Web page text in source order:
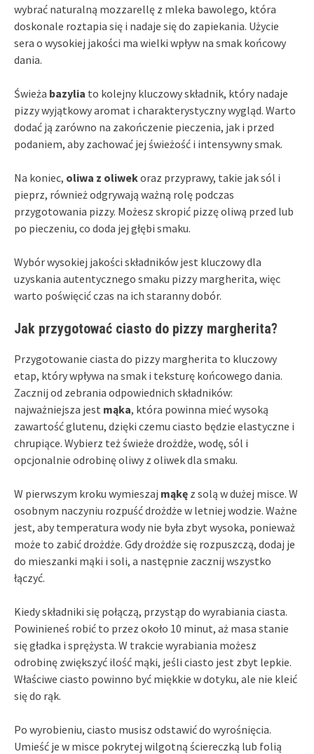
wybrać naturalną mozzarellę z mleka bawolego, która
doskonale roztapia się i nadaje się do zapiekania. Użycie
sera o wysokiej jakości ma wielki wpływ na smak końcowy
dania.
Świeża bazylia to kolejny kluczowy składnik, który nadaje
pizzy wyjątkowy aromat i charakterystyczny wygląd. Warto
dodać ją zarówno na zakończenie pieczenia, jak i przed
podaniem, aby zachować jej świeżość i intensywny smak.
Na koniec, oliwa z oliwekoraz przyprawy, takie jak sól i
pieprz, również odgrywają ważną rolę podczas
przygotowania pizzy. Możesz skropić pizzę oliwą przed lub
po pieczeniu, co doda jej głębi smaku.
Wybór wysokiej jakości składników jest kluczowy dla
uzyskania autentycznego smaku pizzy margherita, więc
warto poświęcić czas na ich staranny dobór.
Jak przygotować ciasto do pizzy margherita?
Przygotowanie ciasta do pizzy margherita to kluczowy
etap, który wpływa na smak i teksturę końcowego dania.
Zacznij od zebrania odpowiednich składników:
najważniejsza jest mąka, która powinna mieć wysoką
zawartość glutenu, dzięki czemu ciasto będzie elastyczne i
chrupiące. Wybierz też świeże drożdże, wodę, sól i
opcjonalnie odrobinę oliwy z oliwek dla smaku.
W pierwszym kroku wymieszaj mąkę z solą w dużej misce. W
osobnym naczyniu rozpuść drożdże w letniej wodzie. Ważne
jest, aby temperatura wody nie była zbyt wysoka, ponieważ
może to zabić drożdże. Gdy drożdże się rozpuszczą, dodaj je
do mieszanki mąki i soli, a następnie zacznij wszystko
łączyć.
Kiedy składniki się połączą, przystąp do wyrabiania ciasta.
Powinieneś robić to przez około 10 minut, aż masa stanie
się gładka i sprężysta. W trakcie wyrabiania możesz
odrobinę zwiększyć ilość mąki, jeśli ciasto jest zbyt lepkie.
Właściwe ciasto powinno być miękkie w dotyku, ale nie kleić
się do rąk.
Po wyrobieniu, ciasto musisz odstawić do wyrośnięcia.
Umieść je w misce pokrytej wilgotną ściereczką lub folią